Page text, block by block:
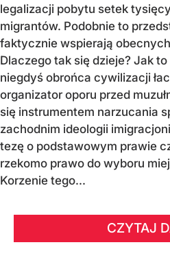
legalizacji pobytu setek
migrantów. Podobnie to
faktycznie wspierają
Dlaczego tak się dzieje? Jak to
niegdyś obrońca cywilizacji
organizator oporu przed
się instrumentem narzucania
zachodnim ideologii
tezę o podstawowym prawie
rzekomo prawo do wyboru
Korzenie tego...
CZYTAJ